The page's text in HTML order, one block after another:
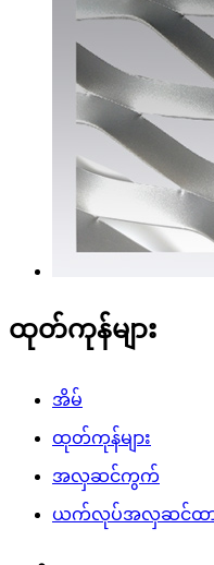
ထုတ်ကုန်များ
အိမ်
ထုတ်ကုန်များ
အလှဆင်ကွက်
ယက်လုပ်အလှဆင်ထာ